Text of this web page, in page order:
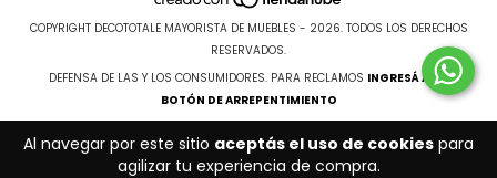
Al navegar por este sitio aceptás el uso de cookies para
agilizar tu experiencia de compra.
COPYRIGHT DECOTOTALE MAYORISTA DE MUEBLES - 2026. TODOS LOS DERECHOS
RESERVADOS.
DEFENSA DE LAS Y LOS CONSUMIDORES. PARA RECLAMOS INGRESÁ ACÁ.
BOTÓN DE ARREPENTIMIENTO